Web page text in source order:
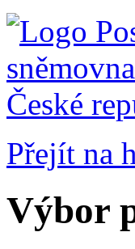
Přejít na
Výbor